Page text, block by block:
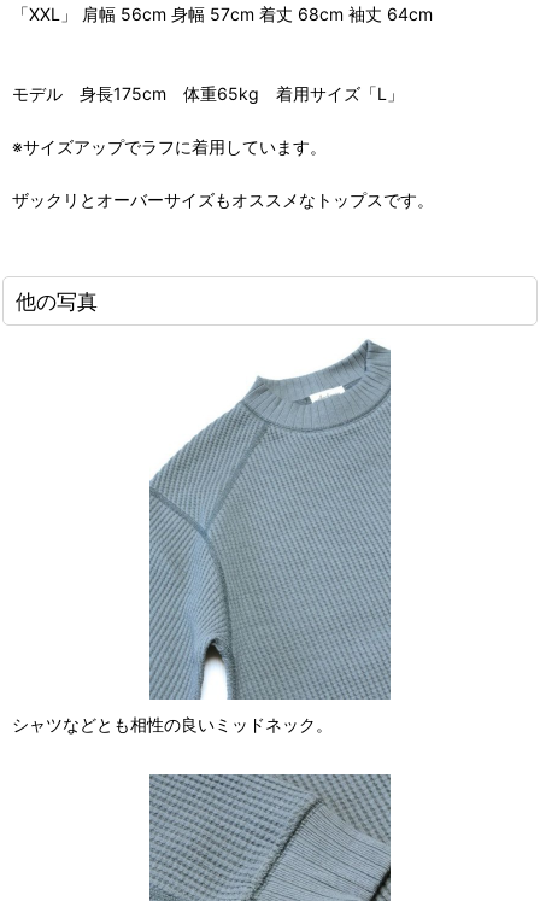
「XXL」 肩幅 56cm 身幅 57cm 着丈 68cm 袖丈 64cm
モデル 身長175cm 体重65kg 着用サイズ「L」
※サイズアップでラフに着用しています。
ザックリとオーバーサイズもオススメなトップスです。
他の写真
シャツなどとも相性の良いミッドネック。